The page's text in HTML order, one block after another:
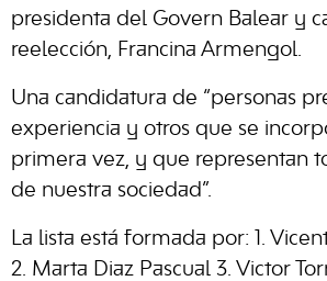
presidenta del Govern Balear y
reelección, Francina Armengol.
Una candidatura de “personas
experiencia y otros que se
primera vez, y que representan
de nuestra sociedad”.
La lista está formada por: 1.
2. Marta Diaz Pascual 3. Victor